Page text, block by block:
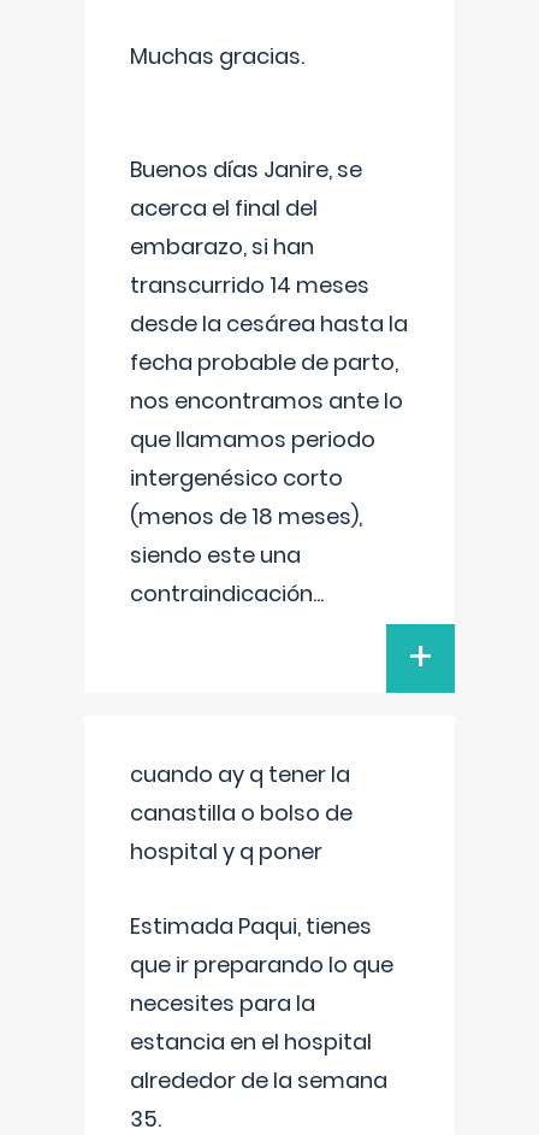
Muchas gracias.
Buenos días Janire, se
acerca el final del
embarazo, si han
transcurrido 14 meses
desde la cesárea hasta la
fecha probable de parto,
nos encontramos ante lo
que llamamos periodo
intergenésico corto
(menos de 18 meses),
siendo este una
contraindicación...
+
cuando ay q tener la
canastilla o bolso de
hospital y q poner
Estimada Paqui, tienes
que ir preparando lo que
necesites para la
estancia en el hospital
alrededor de la semana
35.